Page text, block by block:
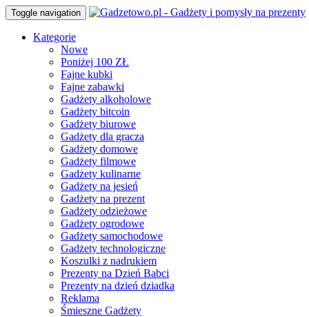
Toggle navigation
Kategorie
Nowe
Poniżej 100 ZŁ
Fajne kubki
Fajne zabawki
Gadżety alkoholowe
Gadżety bitcoin
Gadżety biurowe
Gadżety dla gracza
Gadżety domowe
Gadżety filmowe
Gadżety kulinarne
Gadżety na jesień
Gadżety na prezent
Gadżety odzieżowe
Gadżety ogrodowe
Gadżety samochodowe
Gadżety technologiczne
Koszulki z nadrukiem
Prezenty na Dzień Babci
Prezenty na dzień dziadka
Reklama
Śmieszne Gadżety